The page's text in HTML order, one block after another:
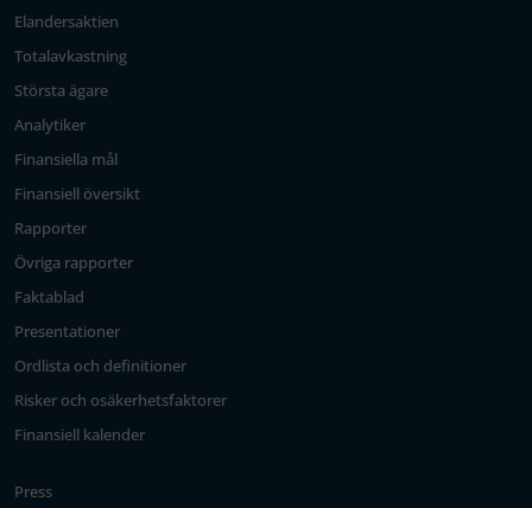
Elandersaktien
Totalavkastning
Största ägare
Analytiker
Finansiella mål
Finansiell översikt
Rapporter
Övriga rapporter
Faktablad
Presentationer
Ordlista och definitioner
Risker och osäkerhetsfaktorer
Finansiell kalender
Press